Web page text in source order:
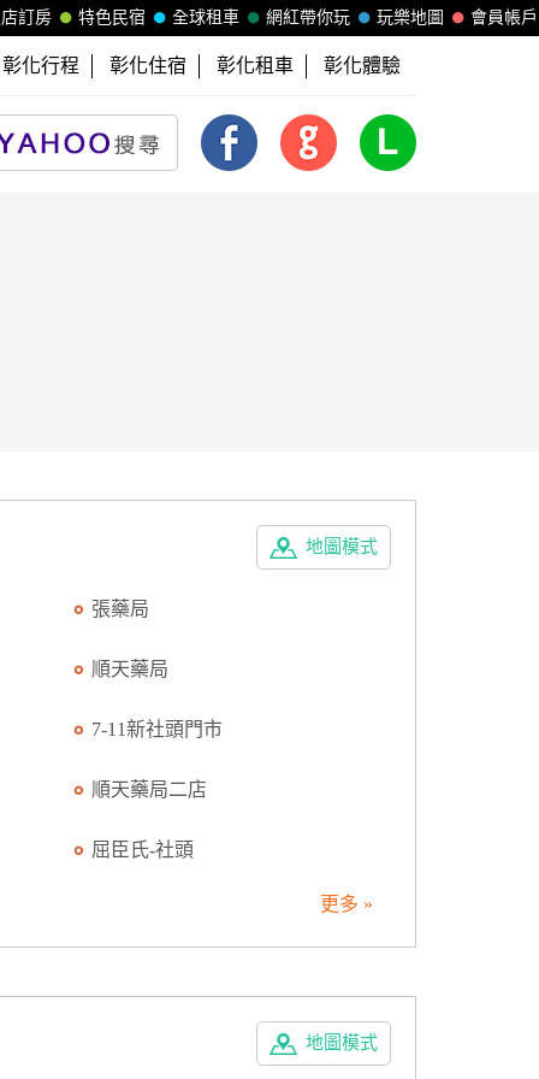
會員帳戶
玩樂地圖
網紅帶你玩
全球租車
特色民宿
訂房
彰化行程 彰化住宿 彰化租車 彰化體驗
地圖模式
張藥局
順天藥局
7-11新社頭門市
順天藥局二店
屈臣氏-社頭
更多 »
地圖模式